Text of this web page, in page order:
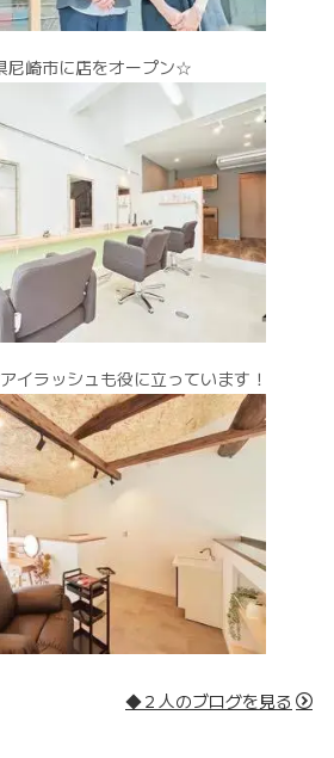
尼崎市に店をオープン☆
イラッシュも役に立っています！
◆２人のブログを見る